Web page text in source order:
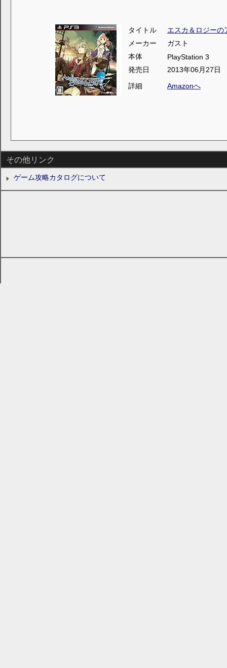
タイトル
エスカ＆ロジーの
メーカー
ガスト
本体
PlayStation 3
発売日
2013年06月27日
詳細
Amazonへ
その他リンク
ゲーム攻略カタログについて